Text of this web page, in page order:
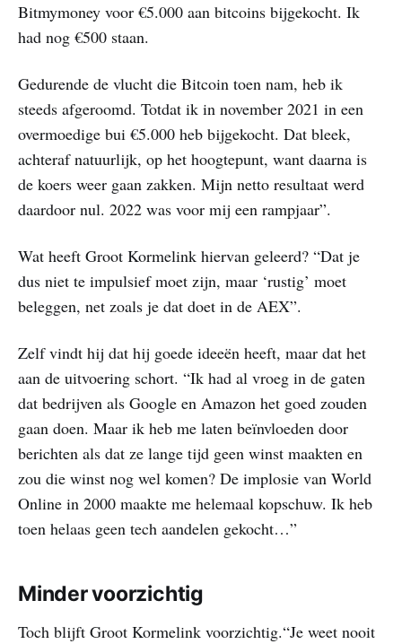
Bitmymoney voor €5.000 aan bitcoins bijgekocht. Ik
had nog €500 staan.
Gedurende de vlucht die Bitcoin toen nam, heb ik
steeds afgeroomd. Totdat ik in november 2021 in een
overmoedige bui €5.000 heb bijgekocht. Dat bleek,
achteraf natuurlijk, op het hoogtepunt, want daarna is
de koers weer gaan zakken. Mijn netto resultaat werd
daardoor nul. 2022 was voor mij een rampjaar”.
Wat heeft Groot Kormelink hiervan geleerd? “Dat je
dus niet te impulsief moet zijn, maar ‘rustig’ moet
beleggen, net zoals je dat doet in de AEX”.
Zelf vindt hij dat hij goede ideeën heeft, maar dat het
aan de uitvoering schort. “Ik had al vroeg in de gaten
dat bedrijven als Google en Amazon het goed zouden
gaan doen. Maar ik heb me laten beïnvloeden door
berichten als dat ze lange tijd geen winst maakten en
zou die winst nog wel komen? De implosie van World
Online in 2000 maakte me helemaal kopschuw. Ik heb
toen helaas geen tech aandelen gekocht…”
Minder voorzichtig
Toch blijft Groot Kormelink voorzichtig.“Je weet nooit